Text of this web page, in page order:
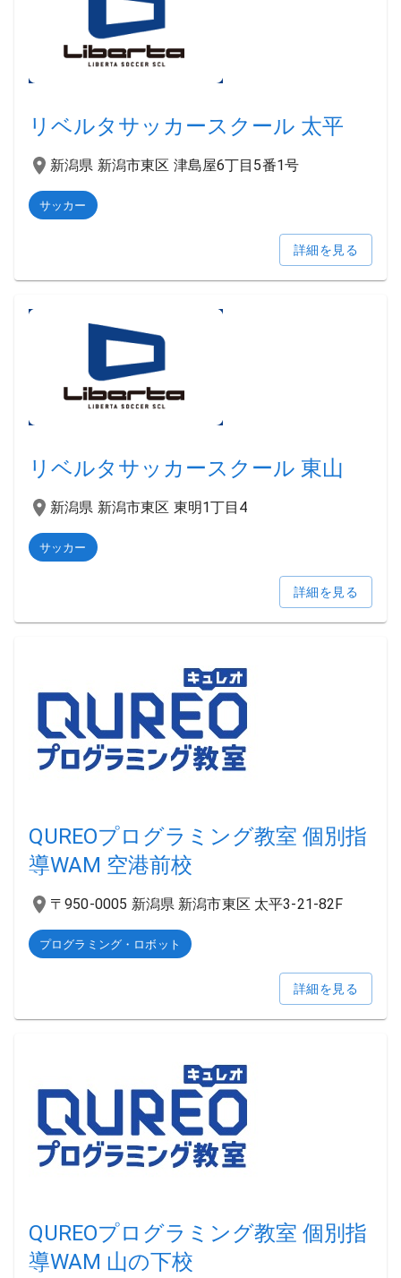
リベルタサッカースクール 太平
新潟県 新潟市東区 津島屋6丁目5番1号
サッカー
詳細を見る
リベルタサッカースクール 東山
新潟県 新潟市東区 東明1丁目4
サッカー
詳細を見る
QUREOプログラミング教室 個別指
導WAM 空港前校
〒950-0005 新潟県 新潟市東区 太平3-21-82F
プログラミング・ロボット
詳細を見る
QUREOプログラミング教室 個別指
導WAM 山の下校